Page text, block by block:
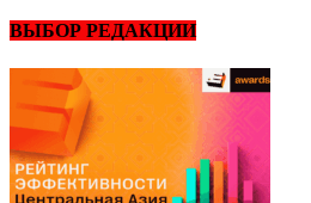
ВЫБОР РЕДАКЦИИ